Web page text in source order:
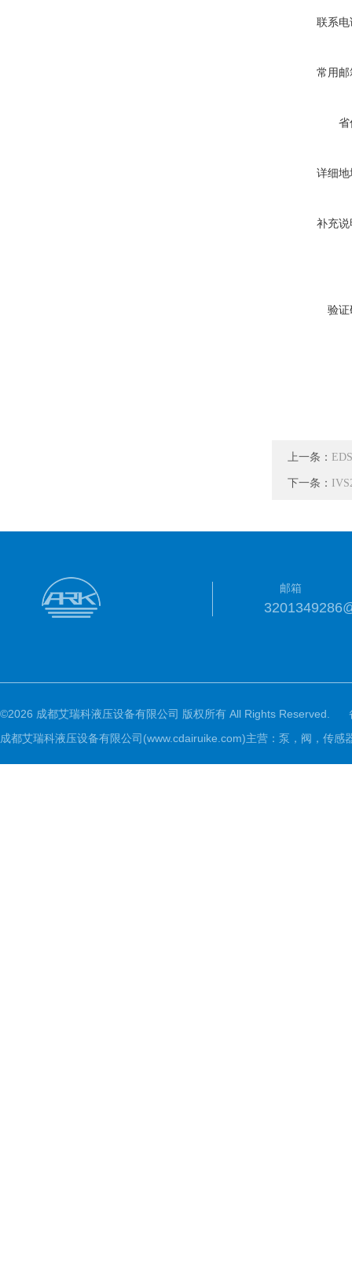
联系
常用
省
详细
补充
验
上一条：
下一条：
邮箱
©2026 成都艾瑞科液压设备有限公司 版权所有 All Rights Reserved.
成都艾瑞科液压设备有限公司(www.cdairuike.com)主营：泵，阀，传